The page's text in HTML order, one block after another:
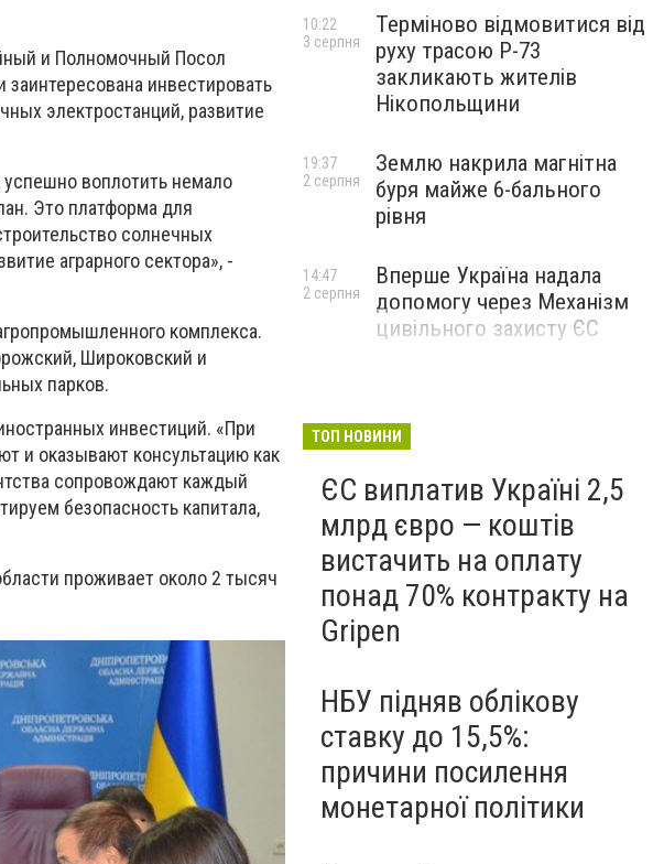
и Полномочный Посол
инвестировать
электростанций, развитие
воплотить немало
Это платформа для
солнечных
аграрного сектора», -
комплекса.
Широковский и
парков.
инвестиций. «При
и оказывают консультацию как
сопровождают каждый
безопасность капитала,
проживает около 2 тысяч
Терміново відмовитися від
руху трасою Р-73
закликають жителів
Нікопольщини
10:22
3 серпня
Землю накрила магнітна
буря майже 6-бального
рівня
19:37
2 серпня
Вперше Україна надала
допомогу через Механізм
цивільного захисту ЄС
14:47
2 серпня
ТОП НОВИНИ
ЄС виплатив Україні 2,5
млрд євро — коштів
вистачить на оплату
понад 70% контракту на
Gripen
НБУ підняв облікову
ставку до 15,5%:
причини посилення
монетарної політики